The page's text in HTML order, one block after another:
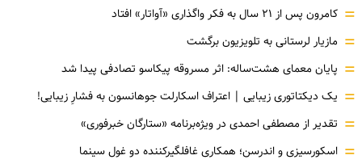
= کامرون پس از ۲۱ سال به فکر واگذاری «آواتار» افتاد
= مازیار لرستانی به تلویزیون برگشت
= پایان معمای هشت‌ساله: اثر مسروقه پیکاسو تصادفی پیدا شد
= یک دیکتاتوری زیبایی | اعتراف اسکارلت جوهانسون به فشارِ زیبایی!
= تقدیر از مصطفی احمدی در ویژه‌برنامه «ستارگان خبرفوری»
= اسکورسیزی و اندرسن؛ همکاری غافلگیرکننده دو غول سینما